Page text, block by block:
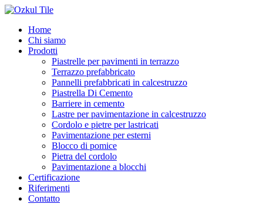
Home
Chi siamo
Prodotti
Piastrelle per pavimenti in terrazzo
Terrazzo prefabbricato
Pannelli prefabbricati in calcestruzzo
Piastrella Di Cemento
Barriere in cemento
Lastre per pavimentazione in calcestruzzo
Cordolo e pietre per lastricati
Pavimentazione per esterni
Blocco di pomice
Pietra del cordolo
Pavimentazione a blocchi
Certificazione
Riferimenti
Contatto